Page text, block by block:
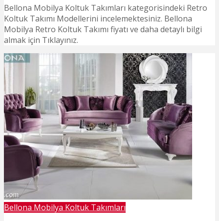
Bellona Mobilya Koltuk Takımları kategorisindeki Retro
Koltuk Takımı Modellerini incelemektesiniz. Bellona
Mobilya Retro Koltuk Takımı fiyatı ve daha detaylı bilgi
almak için Tıklayınız.
Bellona Mobilya Koltuk Takımları